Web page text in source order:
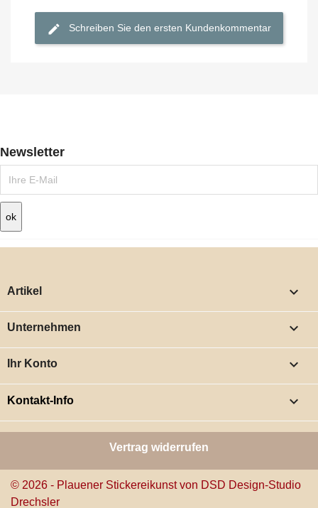
Schreiben Sie den ersten Kundenkommentar
Newsletter
Artikel 
Unternehmen 
Ihr Konto 
Kontakt-Info keyboard_arrow_down
Vertrag widerrufen
© 2026 - Plauener Stickereikunst von DSD Design-Studio
Drechsler